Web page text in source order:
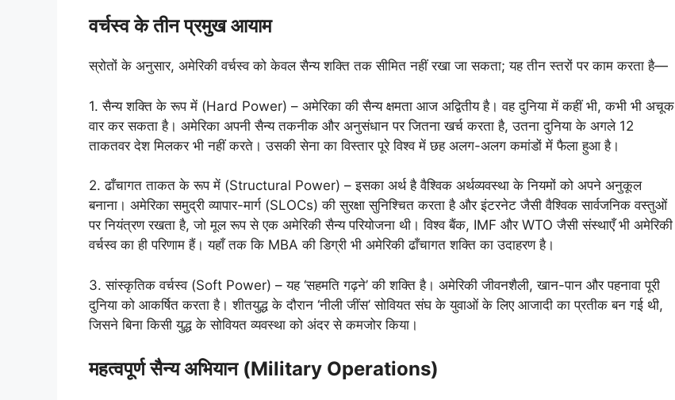
वर्चस्व के तीन प्रमुख आयाम
स्रोतों के अनुसार, अमेरिकी वर्चस्व को केवल सैन्य शक्ति तक सीमित नहीं रखा जा सकता; यह तीन स्तरों पर काम करता है—
1. सैन्य शक्ति के रूप में (Hard Power) – अमेरिका की सैन्य क्षमता आज अद्वितीय है। वह दुनिया में कहीं भी, कभी भी अचूक
वार कर सकता है। अमेरिका अपनी सैन्य तकनीक और अनुसंधान पर जितना खर्च करता है, उतना दुनिया के अगले 12
ताकतवर देश मिलकर भी नहीं करते। उसकी सेना का विस्तार पूरे विश्व में छह अलग-अलग कमांडों में फैला हुआ है।
2. ढाँचागत ताकत के रूप में (Structural Power) – इसका अर्थ है वैश्विक अर्थव्यवस्था के नियमों को अपने अनुकूल
बनाना। अमेरिका समुद्री व्यापार-मार्ग (SLOCs) की सुरक्षा सुनिश्चित करता है और इंटरनेट जैसी वैश्विक सार्वजनिक वस्तुओं
पर नियंत्रण रखता है, जो मूल रूप से एक अमेरिकी सैन्य परियोजना थी। विश्व बैंक, IMF और WTO जैसी संस्थाएँ भी अमेरिकी
वर्चस्व का ही परिणाम हैं। यहाँ तक कि MBA की डिग्री भी अमेरिकी ढाँचागत शक्ति का उदाहरण है।
3. सांस्कृतिक वर्चस्व (Soft Power) – यह ‘सहमति गढ़ने’ की शक्ति है। अमेरिकी जीवनशैली, खान-पान और पहनावा पूरी
दुनिया को आकर्षित करता है। शीतयुद्ध के दौरान ‘नीली जींस’ सोवियत संघ के युवाओं के लिए आजादी का प्रतीक बन गई थी,
जिसने बिना किसी युद्ध के सोवियत व्यवस्था को अंदर से कमजोर किया।
महत्वपूर्ण सैन्य अभियान (Military Operations)